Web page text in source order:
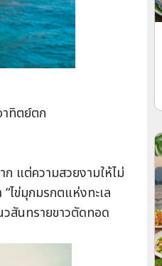
ทิตย์ตก
แต่ความสวยงามให้ไม่
“ไข่มุกมรกตแห่งทะเล
วสันทรายขาวตัดทอด